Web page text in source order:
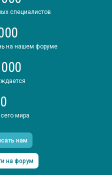
специалистов
на нашем форуме
мира
нам
на форум